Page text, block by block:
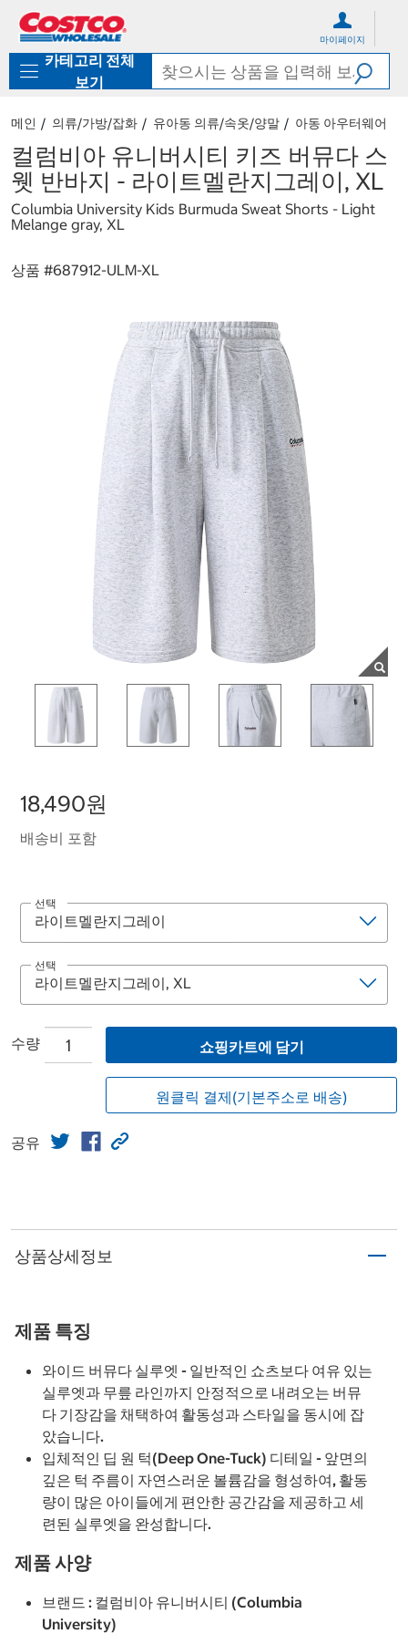
로
기
가
마이페이지
카테고리 전체
보기
메인 의류/가방/잡화 유아동 의류/속옷/양말 아동 아우터웨어
컬럼비아 유니버시티 키즈 버뮤다 스
웻 반바지 - 라이트멜란지그레이, XL
Columbia University Kids Burmuda Sweat Shorts - Light
Melange gray, XL
상품 #687912-ULM-XL
18,490원
배송비 포함
선택
선택
수량 쇼핑카트에 담기
원클릭 결제(기본주소로 배송)
공유
상품상세정보
제품 특징
와이드 버뮤다 실루엣 - 일반적인 쇼츠보다 여유 있는
실루엣과 무릎 라인까지 안정적으로 내려오는 버뮤
다 기장감을 채택하여 활동성과 스타일을 동시에 잡
았습니다.
입체적인 딥 원 턱(Deep One-Tuck) 디테일 - 앞면의
깊은 턱 주름이 자연스러운 볼륨감을 형성하여, 활동
량이 많은 아이들에게 편안한 공간감을 제공하고 세
련된 실루엣을 완성합니다.
제품 사양
브랜드 : 컬럼비아 유니버시티 (Columbia
University)